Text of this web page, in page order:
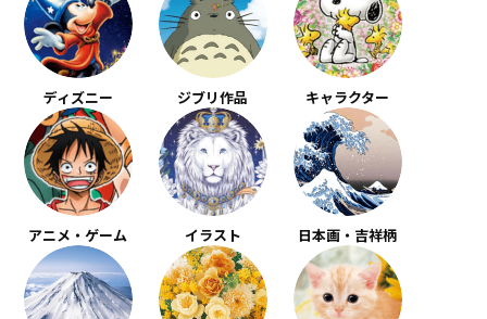
ディズニー ジブリ作品 キャラクター
アニメ・ゲーム イラスト 日本画・吉祥柄